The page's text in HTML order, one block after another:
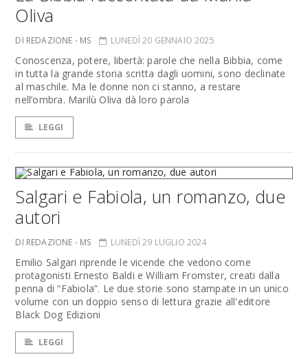
Oliva
DI REDAZIONE - MS LUNEDÌ 20 GENNAIO 2025
Conoscenza, potere, libertà: parole che nella Bibbia, come
in tutta la grande storia scritta dagli uomini, sono declinate
al maschile. Ma le donne non ci stanno, a restare
nell’ombra. Marilù Oliva dà loro parola
LEGGI
Salgari e Fabiola, un romanzo, due
autori
DI REDAZIONE - MS LUNEDÌ 29 LUGLIO 2024
Emilio Salgari riprende le vicende che vedono come
protagonisti Ernesto Baldi e William Fromster, creati dalla
penna di “Fabiola”. Le due storie sono stampate in un unico
volume con un doppio senso di lettura grazie all'editore
Black Dog Edizioni
LEGGI